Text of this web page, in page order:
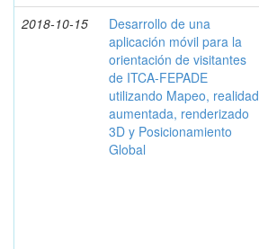
2018-10-15
Desarrollo de una
aplicación móvil para la
orientación de visitantes
de ITCA-FEPADE
utilizando Mapeo, realidad
aumentada, renderizado
3D y Posicionamiento
Global